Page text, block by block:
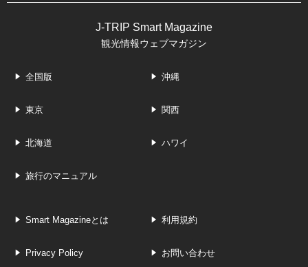
J-TRIP Smart Magazine
観光情報ウェブマガジン
全国版 沖縄
東京 関西
北海道 ハワイ
旅行のマニュアル
Smart Magazineとは 利用規約
Privacy Policy お問い合わせ